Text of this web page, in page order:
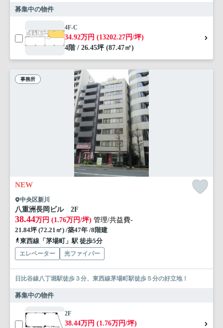
募集中の物件
4F-C
34.92万円 (13202.27円/坪)
4階 / 26.45坪 (87.47㎡)
事務所
NEW
中央区新川
八重洲長岡ビル 2F
38.44万円 (1.76万円/坪) 管理/共益費-
21.84坪 (72.21㎡) /築47年 /8階建
東西線「茅場町」駅 徒歩5分
エレベーター 光ファイバー
日比谷線八丁堀駅徒歩３分、東西線茅場町駅徒歩５分の好立地！
募集中の物件
2F
38.44万円 (1.76万円/坪)